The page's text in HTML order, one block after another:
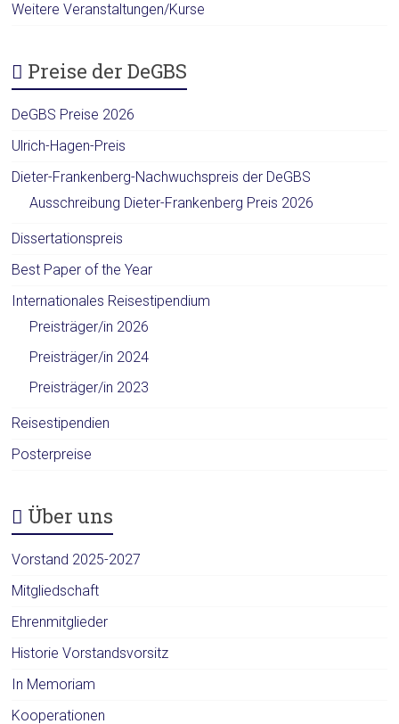
Weitere Veranstaltungen/Kurse
Preise der DeGBS
DeGBS Preise 2026
Ulrich-Hagen-Preis
Dieter-Frankenberg-Nachwuchspreis der DeGBS
Ausschreibung Dieter-Frankenberg Preis 2026
Dissertationspreis
Best Paper of the Year
Internationales Reisestipendium
Preisträger/in 2026
Preisträger/in 2024
Preisträger/in 2023
Reisestipendien
Posterpreise
Über uns
Vorstand 2025-2027
Mitgliedschaft
Ehrenmitglieder
Historie Vorstandsvorsitz
In Memoriam
Kooperationen